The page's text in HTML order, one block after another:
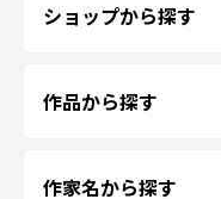
ショップから探す
作品から探す
作家名から探す